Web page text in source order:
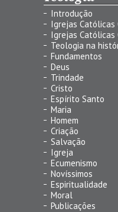
Introdução
Igrejas
Igrejas Católicas
Teologia na
Fundamentos
Deus
Trindade
Cristo
Espírito Santo
Maria
Homem
Criação
Salvação
Igreja
Ecumenismo
Novíssimos
Espiritualidade
Moral
Publicações